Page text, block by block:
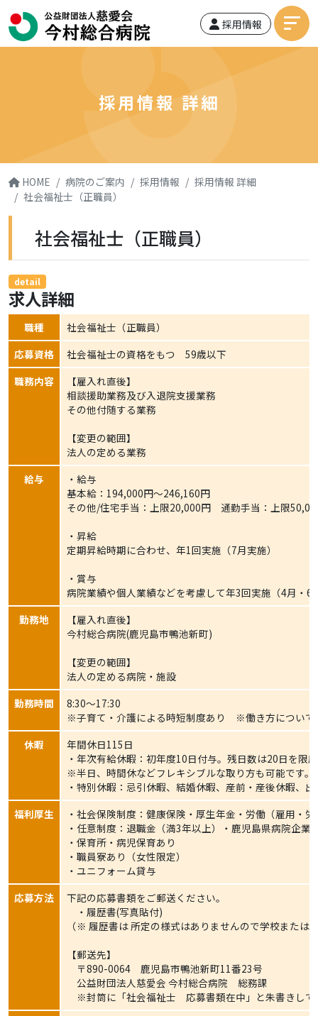
採用情報
採用情報 詳細
HOME 病院のご案内 採用情報
採用情報 詳細
社会福祉士（正職員）
社会福祉士（正職員）
detail
求人詳細
職種
社会福祉士（正職員）
応募資格
社会福祉士の資格をもつ 59歳以下
職務内容
【雇入れ直後】
相談援助業務及び入退院支援業務
その他付随する業務
【変更の範囲】
法人の定める業務
給与
・給与
基本給：194,000円～246,160円
その他/住宅手当：上限20,000円 通勤手当：上限
・昇給
定期昇給時期に合わせ、年1回実施（7月実施）
・賞与
病院業績や個人業績などを考慮して年3回実施（4月・6
勤務地
【雇入れ直後】
今村総合病院(鹿児島市鴨池新町)
【変更の範囲】
法人の定める病院・施設
勤務時間
8:30～17:30
※子育て・介護による時短制度あり ※働き方について
休暇
年間休日115日
・年次有給休暇：初年度10日付与。残日数は20日を限
※半日、時間休などフレキシブルな取り方も可能です。
・特別休暇：忌引休暇、結婚休暇、産前・産後休暇、
福利厚生
・社会保険制度：健康保険・厚生年金・労働（雇用・
・任意制度：退職金（満3年以上）・鹿児島県病院企
・保育所・病児保育あり
・職員寮あり（女性限定）
・ユニフォーム貸与
応募方法
下記の応募書類をご郵送ください。
・履歴書(写真貼付)
（※ 履歴書は 所定の様式はありませんので学校または
【郵送先】
〒890-0064 鹿児島市鴨池新町11番23号
公益財団法人慈愛会 今村総合病院 総務課
※封筒に「社会福祉士 応募書類在中」と朱書きして